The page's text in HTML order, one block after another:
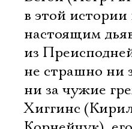
в этой
настоящим
из
не страшно ни
ни за чужие
Хиггинс